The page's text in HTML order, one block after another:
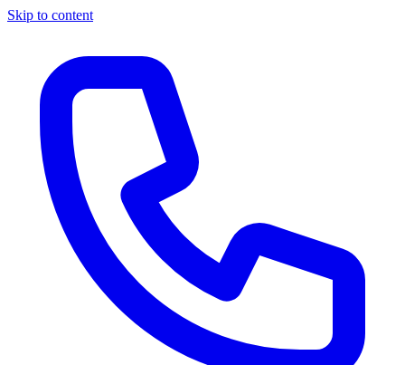
Skip to content